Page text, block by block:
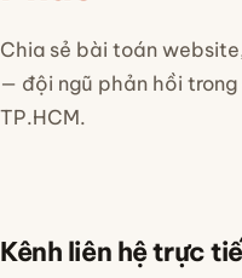
Chia sẻ bài toán
— đội ngũ phản hồi
TP.HCM.
Kênh liên hệ trực